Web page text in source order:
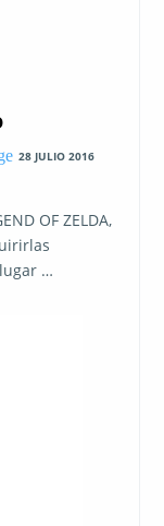
28 JULIO 2016
OF ZELDA,
…